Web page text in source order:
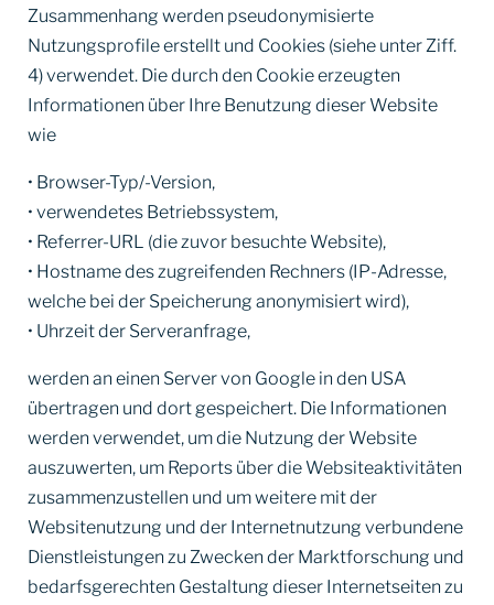
Zusammenhang werden pseudonymisierte
Nutzungsprofile erstellt und Cookies (siehe unter Ziff.
4) verwendet. Die durch den Cookie erzeugten
Informationen über Ihre Benutzung dieser Website
wie
• Browser-Typ/-Version,
• verwendetes Betriebssystem,
• Referrer-URL (die zuvor besuchte Website),
• Hostname des zugreifenden Rechners (IP-Adresse,
welche bei der Speicherung anonymisiert wird),
• Uhrzeit der Serveranfrage,
werden an einen Server von Google in den USA
übertragen und dort gespeichert. Die Informationen
werden verwendet, um die Nutzung der Website
auszuwerten, um Reports über die Websiteaktivitäten
zusammenzustellen und um weitere mit der
Websitenutzung und der Internetnutzung verbundene
Dienstleistungen zu Zwecken der Marktforschung und
bedarfsgerechten Gestaltung dieser Internetseiten zu